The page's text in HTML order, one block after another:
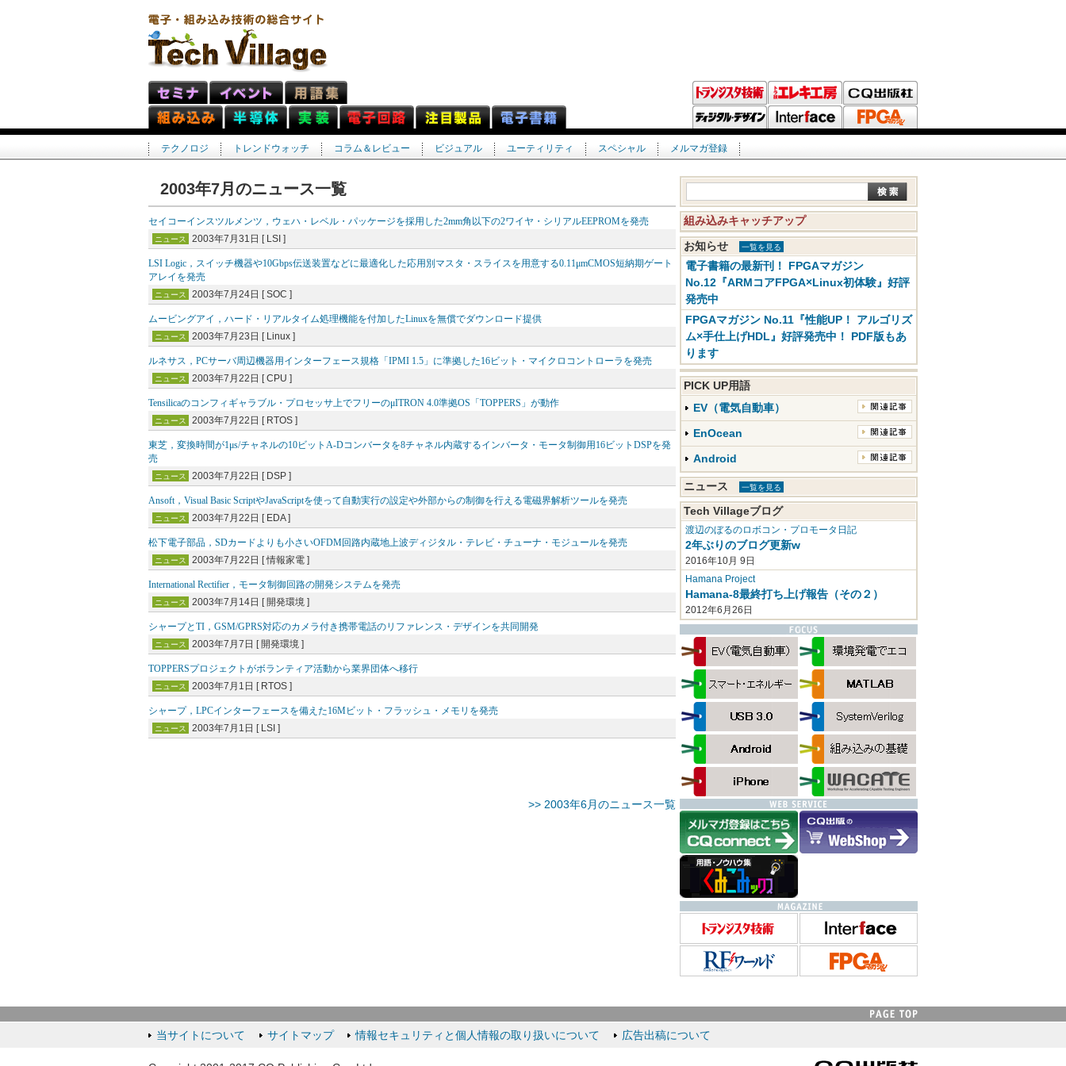
テクノロジ トレンドウォッチ コラム＆レビュー ビジュアル ユーティリティ スペシャル メルマガ登録
2003年7月のニュース一覧
セイコーインスツルメンツ，ウェハ・レベル・パッケージを採用した2mm角以下の2ワイヤ・シリアルEEPROMを発売
ニュース 2003年7月31日 [ LSI ]
LSI Logic，スイッチ機器や10Gbps伝送装置などに最適化した応用別マスタ・スライスを用意する0.11μmCMOS短納期ゲート
アレイを発売
ニュース 2003年7月24日 [ SOC ]
ムービングアイ，ハード・リアルタイム処理機能を付加したLinuxを無償でダウンロード提供
ニュース 2003年7月23日 [ Linux ]
ルネサス，PCサーバ周辺機器用インターフェース規格「IPMI 1.5」に準拠した16ビット・マイクロコントローラを発売
ニュース 2003年7月22日 [ CPU ]
Tensilicaのコンフィギャラブル・プロセッサ上でフリーのμITRON 4.0準拠OS「TOPPERS」が動作
ニュース 2003年7月22日 [ RTOS ]
東芝，変換時間が1μs/チャネルの10ビットA-Dコンバータを8チャネル内蔵するインバータ・モータ制御用16ビットDSPを発
売
ニュース 2003年7月22日 [ DSP ]
Ansoft，Visual Basic ScriptやJavaScriptを使って自動実行の設定や外部からの制御を行える電磁界解析ツールを発売
ニュース 2003年7月22日 [ EDA ]
松下電子部品，SDカードよりも小さいOFDM回路内蔵地上波ディジタル・テレビ・チューナ・モジュールを発売
ニュース 2003年7月22日 [ 情報家電 ]
International Rectifier，モータ制御回路の開発システムを発売
ニュース 2003年7月14日 [ 開発環境 ]
シャープとTI，GSM/GPRS対応のカメラ付き携帯電話のリファレンス・デザインを共同開発
ニュース 2003年7月7日 [ 開発環境 ]
TOPPERSプロジェクトがボランティア活動から業界団体へ移行
ニュース 2003年7月1日 [ RTOS ]
シャープ，LPCインターフェースを備えた16Mビット・フラッシュ・メモリを発売
ニュース 2003年7月1日 [ LSI ]
>> 2003年6月のニュース一覧
組み込みキャッチアップ
お知らせ 一覧を見る
電子書籍の最新刊！ FPGAマガジン
No.12『ARMコアFPGA×Linux初体験』好評
発売中
FPGAマガジン No.11『性能UP！ アルゴリズ
ム×手仕上げHDL』好評発売中！ PDF版もあ
ります
PICK UP用語
EV（電気自動車）
EnOcean
Android
ニュース 一覧を見る
Tech Villageブログ
渡辺のぼるのロボコン・プロモータ日記
2年ぶりのブログ更新w
2016年10月 9日
Hamana Project
Hamana-8最終打ち上げ報告（その２）
2012年6月26日
当サイトについて サイトマップ 情報セキュリティと個人情報の取り扱いについて 広告出稿について